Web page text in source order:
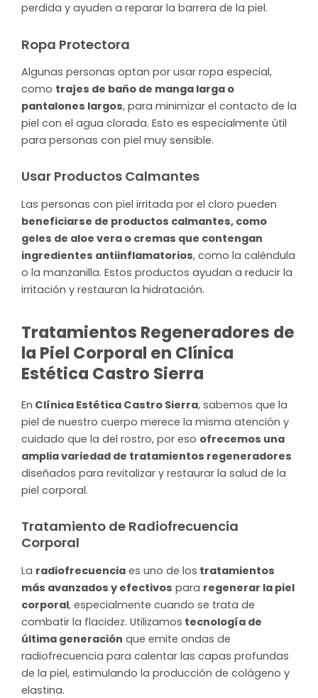
perdida y ayuden a reparar la barrera de la piel.
Ropa Protectora
Algunas personas optan por usar ropa especial,
como trajes de baño de manga larga o
pantalones largos, para minimizar el contacto de la
piel con el agua clorada. Esto es especialmente útil
para personas con piel muy sensible.
Usar Productos Calmantes
Las personas con piel irritada por el cloro pueden
beneficiarse de productos calmantes, como
geles de aloe vera o cremas que contengan
ingredientes antiinflamatorios, como la caléndula
o la manzanilla. Estos productos ayudan a reducir la
irritación y restauran la hidratación.
Tratamientos Regeneradores de
la Piel Corporal en Clínica
Estética Castro Sierra
En Clínica Estética Castro Sierra, sabemos que la
piel de nuestro cuerpo merece la misma atención y
cuidado que la del rostro, por eso ofrecemos una
amplia variedad de tratamientos regeneradores
diseñados para revitalizar y restaurar la salud de la
piel corporal.
Tratamiento de Radiofrecuencia
Corporal
La radiofrecuencia es uno de los tratamientos
más avanzados y efectivos para regenerar la piel
corporal, especialmente cuando se trata de
combatir la flacidez. Utilizamos tecnología de
última generación que emite ondas de
radiofrecuencia para calentar las capas profundas
de la piel, estimulando la producción de colágeno y
elastina.